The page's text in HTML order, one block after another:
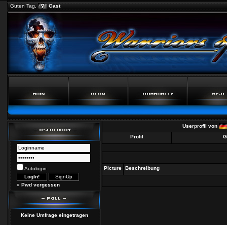
Guten Tag, Gast
Autologin
» Pwd vergessen
Keine Umfrage eingetragen
Userprofil von
Profil
Picture Beschreibung